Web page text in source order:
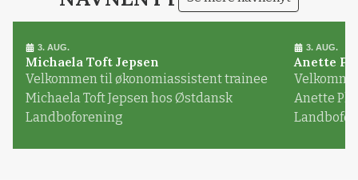
3. AUG.
Michaela Toft Jepsen
Velkommen til økonomiassistent trainee
Michaela Toft Jepsen hos Østdansk
Landboforening
3. AUG.
Anette
Anette